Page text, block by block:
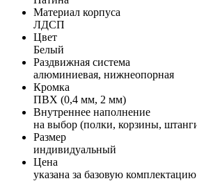
Материал корпуса
ЛДСП
Цвет
Белый
Раздвижная система
алюминиевая, нижнеопорная
Кромка
ПВХ (0,4 мм, 2 мм)
Внутреннее наполнение
на выбор (полки, корзины,
Размер
индивидуальный
Цена
указана за базовую комплектацию